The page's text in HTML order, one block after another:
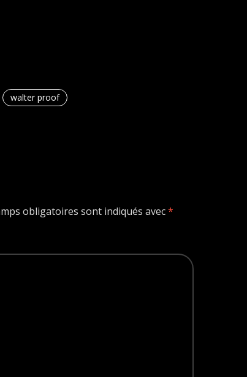
walter proof
obligatoires sont indiqués avec*